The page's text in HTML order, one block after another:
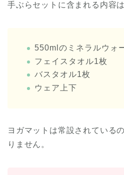
手ぶらセットに含まれる内容
550mlのミネラルウォ
フェイスタオル1枚
バスタオル1枚
ウェア上下
ヨガマットは常設されている
りません。